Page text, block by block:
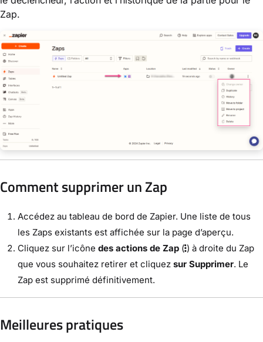
Zap.
Comment supprimer un Zap
Accédez au tableau de bord de Zapier. Une liste de tous
les Zaps existants est affichée sur la page d’aperçu.
Cliquez sur l’icône des actions de Zap ( ) à droite du Zap
que vous souhaitez retirer et cliquez sur Supprimer. Le
Zap est supprimé définitivement.
Meilleures pratiques